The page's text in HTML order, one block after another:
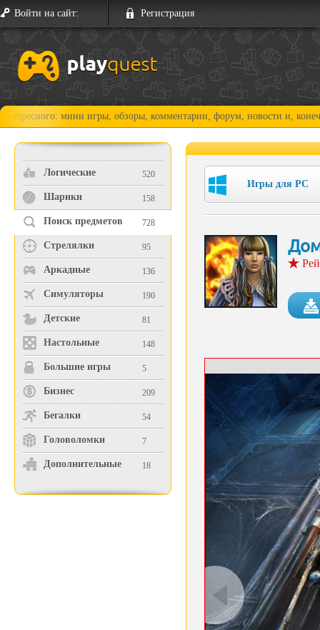
Войти на сайт: Регистрация
мини игры, обзоры, комментарии, форум, новости и, конечно,
Логические 520
Шарики 158
Поиск предметов 728
Стрелялки 95
Аркадные 136
Симуляторы 190
Детские 81
Настольные 148
Большие игры 5
Бизнес 209
Бегалки 54
Головоломки 7
Дополнительные 18
Игры для PC